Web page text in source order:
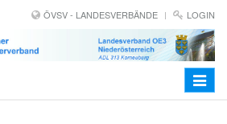
ÖVSV - LANDESVERBÄNDE LOGIN
Toggle